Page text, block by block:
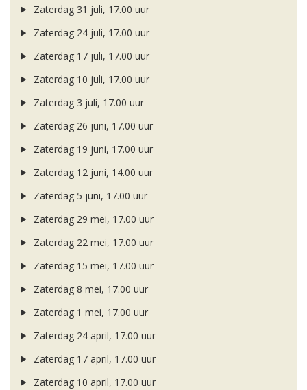
Zaterdag 31 juli, 17.00 uur
Zaterdag 24 juli, 17.00 uur
Zaterdag 17 juli, 17.00 uur
Zaterdag 10 juli, 17.00 uur
Zaterdag 3 juli, 17.00 uur
Zaterdag 26 juni, 17.00 uur
Zaterdag 19 juni, 17.00 uur
Zaterdag 12 juni, 14.00 uur
Zaterdag 5 juni, 17.00 uur
Zaterdag 29 mei, 17.00 uur
Zaterdag 22 mei, 17.00 uur
Zaterdag 15 mei, 17.00 uur
Zaterdag 8 mei, 17.00 uur
Zaterdag 1 mei, 17.00 uur
Zaterdag 24 april, 17.00 uur
Zaterdag 17 april, 17.00 uur
Zaterdag 10 april, 17.00 uur